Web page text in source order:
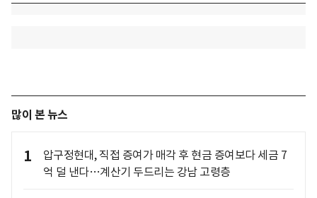
많이 본 뉴스
1
압구정현대, 직접 증여가 매각 후 현금 증여보다 세금 7
억 덜 낸다…계산기 두드리는 강남 고령층